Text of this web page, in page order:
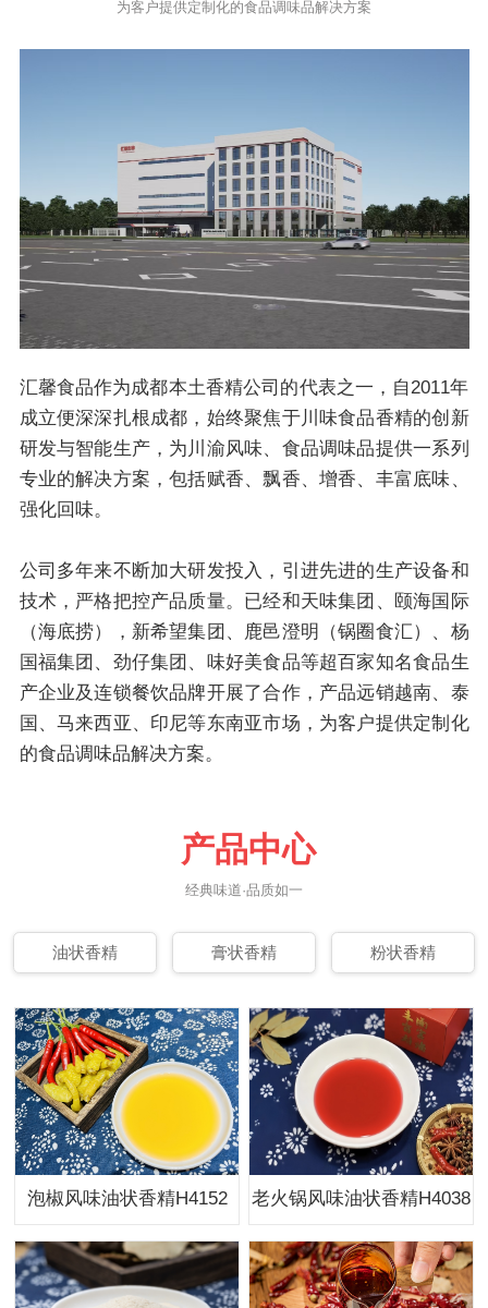
为客户提供定制化的食品调味品解决方案
汇馨食品作为成都本土香精公司的代表之一，自2011年
成立便深深扎根成都，始终聚焦于川味食品香精的创新
研发与智能生产，为川渝风味、食品调味品提供一系列
专业的解决方案，包括赋香、飘香、增香、丰富底味、
强化回味。
公司多年来不断加大研发投入，引进先进的生产设备和
技术，严格把控产品质量。已经和天味集团、颐海国际
（海底捞），新希望集团、鹿邑澄明（锅圈食汇）、杨
国福集团、劲仔集团、味好美食品等超百家知名食品生
产企业及连锁餐饮品牌开展了合作，产品远销越南、泰
国、马来西亚、印尼等东南亚市场，为客户提供定制化
的食品调味品解决方案。
产品中心
经典味道·品质如一
油状香精 膏状香精 粉状香精
泡椒风味油状香精H4152 老火锅风味油状香精H4038